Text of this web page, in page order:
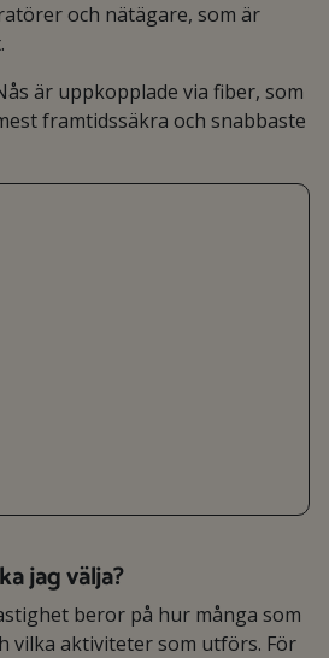
och nätägare, som är
är uppkopplade via fiber, som
framtidssäkra och snabbaste
jag välja?
beror på hur många som
vilka aktiviteter som utförs. För